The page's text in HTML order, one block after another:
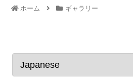
ホーム ギャラリー